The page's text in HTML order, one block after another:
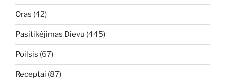
Oras (42)
Pasitikėjimas Dievu (445)
Poilsis (67)
Receptai (87)